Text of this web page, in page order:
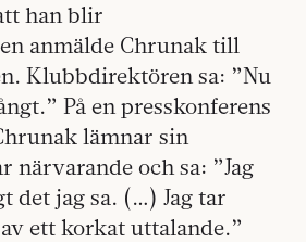
han blir
anmälde Chrunak till
Klubbdirektören sa: ”Nu
På en presskonferens
lämnar sin
närvarande och sa: ”Jag
det jag sa. (…) Jag tar
ett korkat uttalande.”